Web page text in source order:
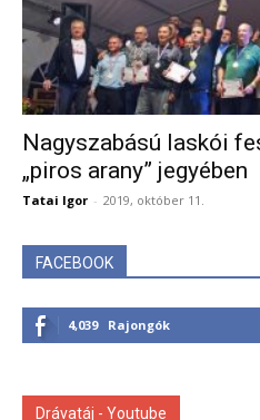
Nagyszabású laskói
„piros arany” jegyében
Tatai Igor - 2019, október 11.
FACEBOOK
4,039 Rajongók
Drávatáj - Youtube